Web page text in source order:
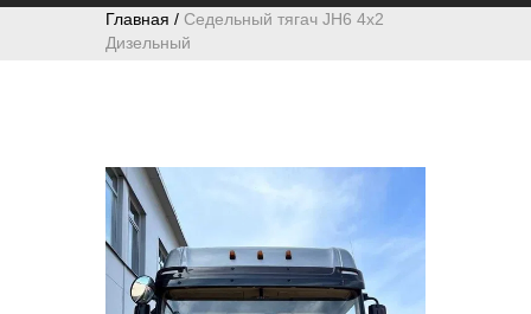
Главная / Седельный тягач JH6 4x2
Дизельный